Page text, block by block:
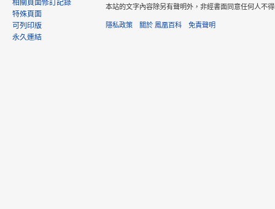
相關頁面修訂記錄
特殊頁面
可列印版
永久連結
本站的文字內容除另有聲明外，非經書面同意任何人不
隱私政策 關於 鳳凰百科 免責聲明